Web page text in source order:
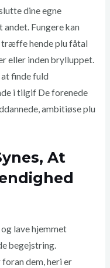
dine egne
Fungere kan
træffe hende plu fåtal
eller inden brylluppet.
finde fuld
i tilgif De forenede
ambitiøse plu
At
lave hjemmet
begejstring.
dem, heri er